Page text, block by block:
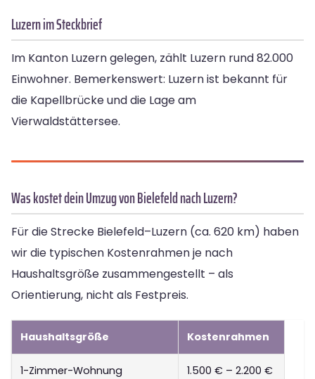
Luzern im Steckbrief
Im Kanton Luzern gelegen, zählt Luzern rund 82.000
Einwohner. Bemerkenswert: Luzern ist bekannt für
die Kapellbrücke und die Lage am
Vierwaldstättersee.
Was kostet dein Umzug von Bielefeld nach Luzern?
Für die Strecke Bielefeld–Luzern (ca. 620 km) haben
wir die typischen Kostenrahmen je nach
Haushaltsgröße zusammengestellt – als
Orientierung, nicht als Festpreis.
Haushaltsgröße Kostenrahmen
1-Zimmer-Wohnung 1.500 € – 2.200 €